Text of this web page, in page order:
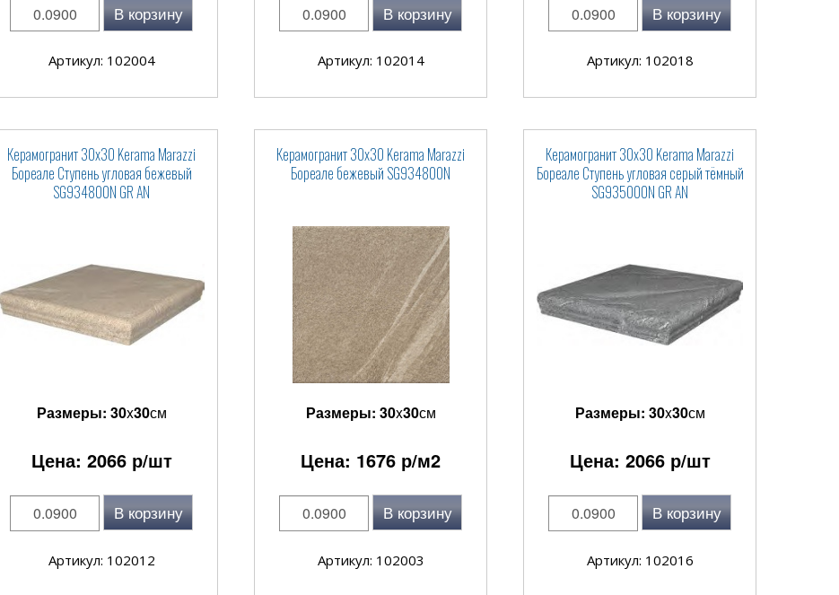
В корзину
Артикул: 102004
В корзину
Артикул: 102014
В корзину
Артикул: 102018
Керамогранит 30x30 Kerama Marazzi
Бореале Ступень угловая бежевый
SG934800N GR AN
Размеры: 30x30см
Цена: 2066р/шт
В корзину
Артикул: 102012
Керамогранит 30x30 Kerama Marazzi
Бореале бежевый SG934800N
Размеры: 30x30см
Цена: 1676 р/м2
В корзину
Артикул: 102003
Керамогранит 30x30 Kerama Marazzi
Бореале Ступень угловая серый тёмный
SG935000N GR AN
Размеры: 30x30см
Цена: 2066р/шт
В корзину
Артикул: 102016